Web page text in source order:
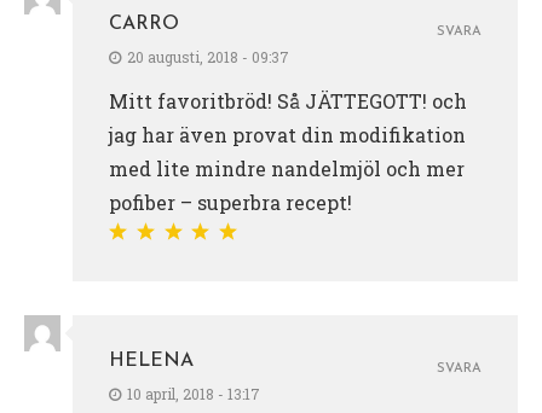
CARRO
20 augusti, 2018 - 09:37
Mitt favoritbröd! Så JÄTTEGOTT! och
jag har även provat din modifikation
med lite mindre nandelmjöl och mer
pofiber – superbra recept!
SVARA
HELENA
10 april, 2018 - 13:17
SVARA